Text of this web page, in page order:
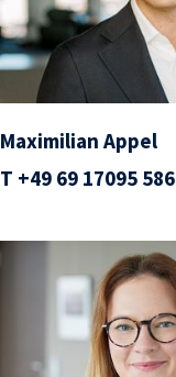
Maximilian Appel
T +49 69 17095 586